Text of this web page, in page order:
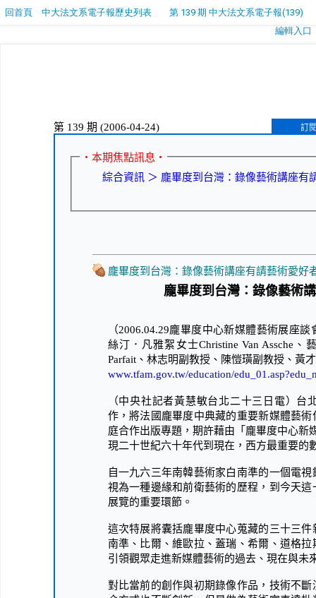
回首頁 中大法文系電子報歷史列表
第 139 期 中大法文系電子報(139)
編輯入口